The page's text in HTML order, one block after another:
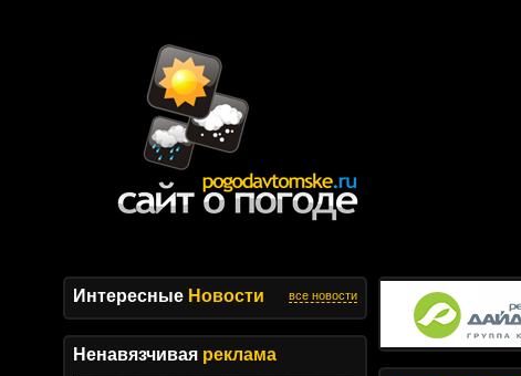
Интересные Новости все новости
Ненавязчивая реклама